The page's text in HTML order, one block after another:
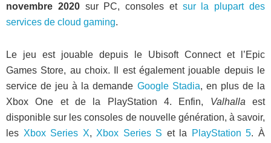
novembre 2020sur PC, consoles et sur la plupart des
services de cloud gaming.
Le jeu est jouable depuis le Ubisoft Connect et l’Epic
Games Store, au choix. Il est également jouable depuis le
service de jeu à la demande Google Stadia, en plus de la
Xbox One et de la PlayStation 4. Enfin, Valhalla est
disponible sur les consoles de nouvelle génération, à savoir,
les Xbox Series X, Xbox Series S et la PlayStation 5. À